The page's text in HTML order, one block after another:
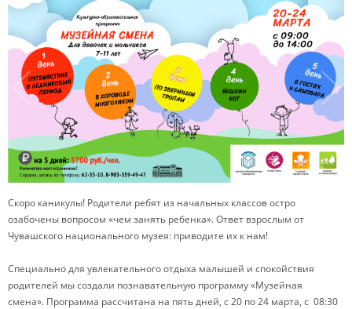
Скоро каникулы! Родители ребят из начальных классов остро
озабочены вопросом «чем занять ребенка». Ответ взрослым от
Чувашского национального музея: приводите их к нам!
Специально для увлекательного отдыха малышей и спокойствия
родителей мы создали познавательную программу «Музейная
смена». Программа рассчитана на пять дней, с 20 по 24 марта, с 08:30